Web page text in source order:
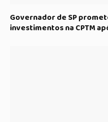
Governador de SP
investimentos na CPTM